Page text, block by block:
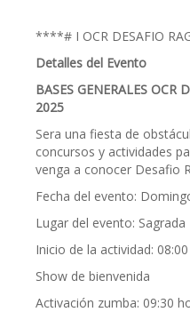
****# I OCR DESAFIO
Detalles del Evento
BASES GENERALES OCR
2025
Sera una fiesta de
concursos y actividades
venga a conocer Desafio
Fecha del evento:
Lugar del evento: Sagrada
Inicio de la actividad:
Show de bienvenida
Activación zumba: 09:30